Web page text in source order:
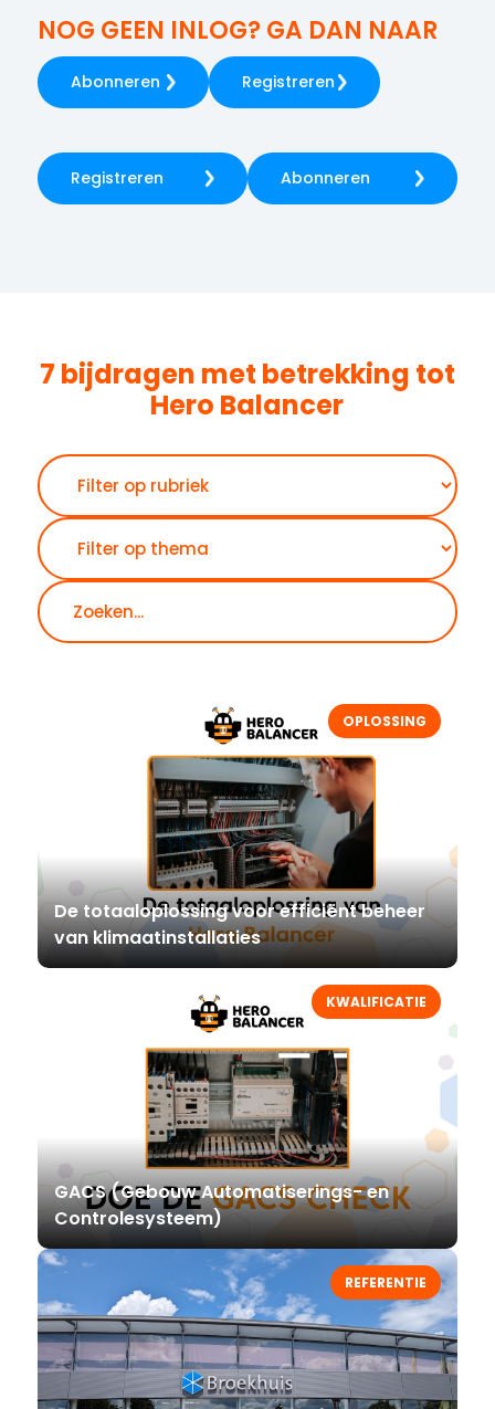
NOG GEEN INLOG? GA DAN NAAR
Abonneren Registreren
Registreren Abonneren
7 bijdragen met betrekking tot
Hero Balancer
OPLOSSING
De totaaloplossing voor efficiënt beheer
van klimaatinstallaties
KWALIFICATIE
GACS (Gebouw Automatiserings- en
Controlesysteem)
REFERENTIE